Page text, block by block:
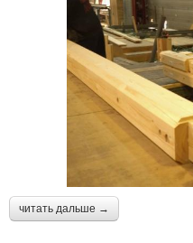
читать дальше →